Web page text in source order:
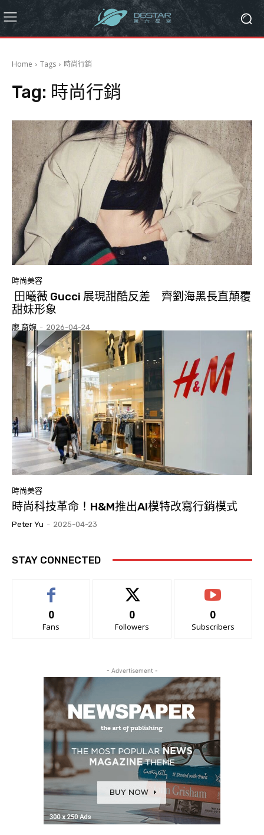
Home Tags 時尚行銷
Tag: 時尚行銷
時尚美容
田曦薇 Gucci 展現甜酷反差 齊劉海黑長直顛覆
甜妹形象
廖 育婉 - 2026-04-24
時尚美容
時尚科技革命！H&M推出AI模特改寫行銷模式
Peter Yu - 2025-04-23
STAY CONNECTED
0
Fans
0
Followers
0
Subscribers
- Advertisement -